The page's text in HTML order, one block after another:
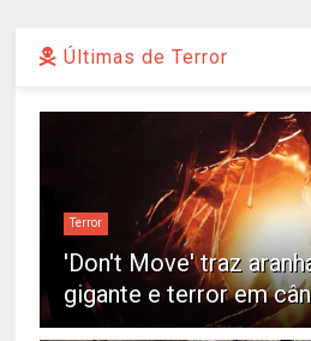
Últimas de Terror
Terror
'Don't Move' traz
gigante e terror em